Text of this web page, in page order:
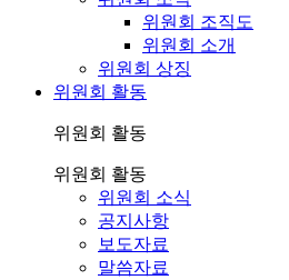
위원회 조직도
위원회 소개
위원회 상징
위원회 활동
위원회 활동
위원회 활동
위원회 소식
공지사항
보도자료
말씀자료